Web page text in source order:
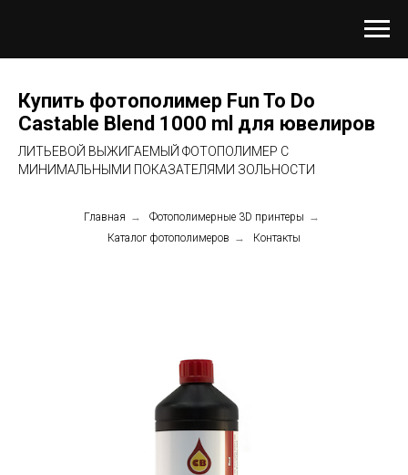
Купить фотополимер Fun To Do
Castable Blend 1000 ml для ювелиров
ЛИТЬЕВОЙ ВЫЖИГАЕМЫЙ ФОТОПОЛИМЕР С
МИНИМАЛЬНЫМИ ПОКАЗАТЕЛЯМИ ЗОЛЬНОСТИ
Главная → Фотополимерные 3D принтеры →
Каталог фотополимеров → Контакты